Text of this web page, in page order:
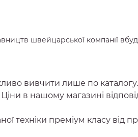
швейцарської компанії
вивчити лише по каталогу.
Ціни в нашому магазині
техніки преміум класу від